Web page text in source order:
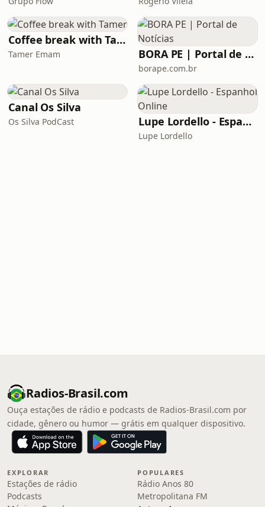
Coffee break with Tamer
Tamer Emam BORA PE | Portal de Notícias
borape.com.br
Canal Os Silva
Os Silva PodCast Lupe Lordello - Espanhol Online
Lupe Lordello
Radios-Brasil.com
Ouça estações de rádio e podcasts de Radios-Brasil.com por
cidade, gênero ou humor — grátis em qualquer dispositivo.
EXPLORAR
Estações de rádio
Podcasts
POPULARES
Rádio Anos 80
Metropolitana FM